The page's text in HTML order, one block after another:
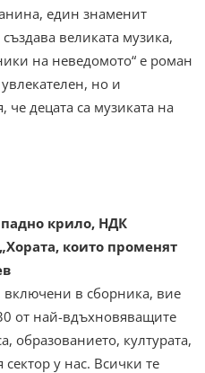
един знаменит
великата музика,
на неведомото“ е роман
но и
децата са музиката на
крило, НДК
които променят
включени в сборника, вие
от най-вдъхновяващите
образованието, културата,
у нас. Всички те